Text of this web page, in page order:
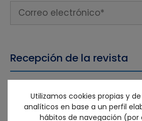
Recepción de la revista
Email para recibir las claves
online:
Utilizamos cookies propias y
analíticos en base a un perfil
hábitos de navegación (por